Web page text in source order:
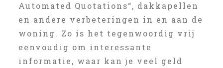
Automated Quotations“, dakkapellen
en andere verbeteringen in en aan de
woning. Zo is het tegenwoordig vrij
eenvoudig om interessante
informatie, waar kan je veel geld